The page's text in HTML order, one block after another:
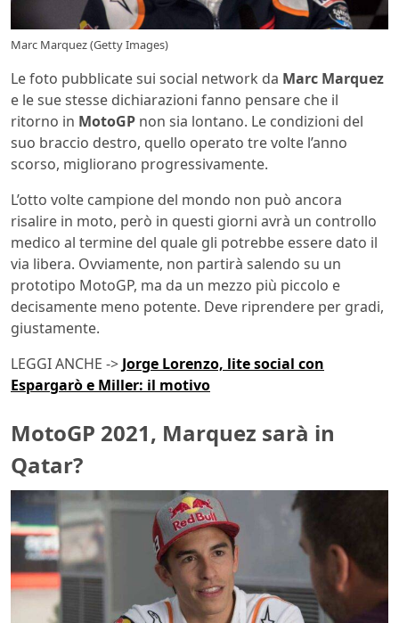
Marc Marquez (Getty Images)
Le foto pubblicate sui social network da Marc Marquez
e le sue stesse dichiarazioni fanno pensare che il
ritorno in MotoGP non sia lontano. Le condizioni del
suo braccio destro, quello operato tre volte l’anno
scorso, migliorano progressivamente.
L’otto volte campione del mondo non può ancora
risalire in moto, però in questi giorni avrà un controllo
medico al termine del quale gli potrebbe essere dato il
via libera. Ovviamente, non partirà salendo su un
prototipo MotoGP, ma da un mezzo più piccolo e
decisamente meno potente. Deve riprendere per gradi,
giustamente.
LEGGI ANCHE -> Jorge Lorenzo, lite social con
Espargarò e Miller: il motivo
MotoGP 2021, Marquez sarà in
Qatar?